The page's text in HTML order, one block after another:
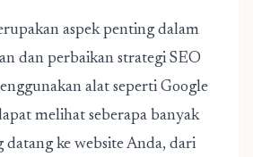
aspek penting dalam
dan perbaikan strategi SEO
alat seperti Google
melihat seberapa banyak
ke website Anda, dari